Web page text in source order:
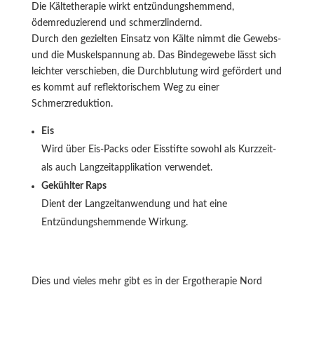
Die Kältetherapie wirkt entzündungshemmend,
ödemreduzierend und schmerzlindernd.
Durch den gezielten Einsatz von Kälte nimmt die Gewebs-
und die Muskelspannung ab. Das Bindegewebe lässt sich
leichter verschieben, die Durchblutung wird gefördert und
es kommt auf reflektorischem Weg zu einer
Schmerzreduktion.
Eis
Wird über Eis-Packs oder Eisstifte sowohl als Kurzzeit-
als auch Langzeitapplikation verwendet.
Gekühlter Raps
Dient der Langzeitanwendung und hat eine
Entzündungshemmende Wirkung.
Dies und vieles mehr gibt es in der Ergotherapie Nord